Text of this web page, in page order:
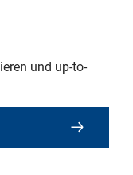
und up-to-